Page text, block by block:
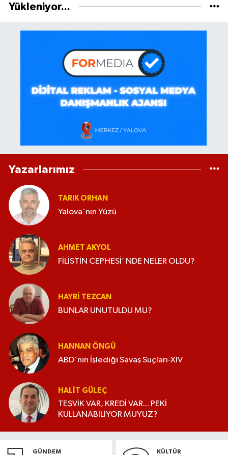
Yükleniyor...
Yazarlarımız
TARIK ORHAN
Yalova'nın Yüzü
AHMET AKYOL
FİLİSTİN CEPHESİ’ NDE NELER OLDU?
HAYRI TEZCAN
BUNLAR UNUTULDU MU?
HANNAN ÖNGÜ
ABD'nin İşlediği Savaş Suçları-XIV
HALIT GÜLEÇ
TEŞVİK VAR, KREDİ VAR... PEKİ
KULLANABİLİYOR MUYUZ?
GÜNDEM KÜLTÜR